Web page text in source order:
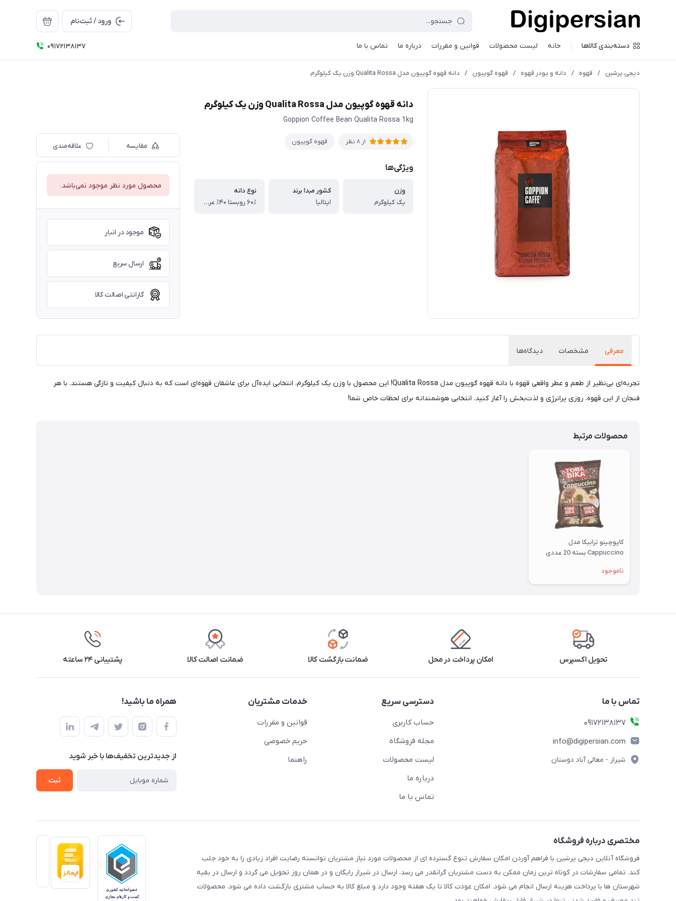
ورود / ثبت‌نام
دسته‌بندی کالاها خانه لیست محصولات قوانین و مقررات درباره ما تماس با ما 09172138137
دیجی پرشین / قهوه / دانه و پودر قهوه / قهوه گوپیون / دانه قهوه گوپیون مدل Qualita Rossa وزن یک کیلوگرم
دانه قهوه گوپیون مدل Qualita Rossa وزن یک کیلوگرم
Goppion Coffee Bean Qualita Rossa 1kg
از 8 نظر قهوه گوپیون
ویژگی‌ها
وزن
یک کیلوگرم
کشور مبدا برند
ایتالیا
نوع دانه
۶۰٪ روبستا ۴۰٪ عربیکا
مقایسه علاقه‌مندی
محصول مورد نظر موجود نمی‌باشد.
موجود در انبار
ارسال سریع
گارانتی اصالت کالا
معرفی مشخصات دیدگاه‌ها
تجربه‌ای بی‌نظیر از طعم و عطر واقعی قهوه با دانه قهوه گوپیون مدل Qualita Rossa! این محصول با وزن یک کیلوگرم، انتخابی ایده‌آل برای عاشقان قهوه‌ای است که به دنبال کیفیت و تازگی هستند. با هر
فنجان از این قهوه، روزی پرانرژی و لذت‌بخش را آغاز کنید. انتخابی هوشمندانه برای لحظات خاص شما!
محصولات مرتبط
کاپوچینو ترابیکا مدل
Cappuccino بسته 20 عددی
ناموجود
تحویل اکسپرس امکان پرداخت در محل ضمانت بازگشت کالا ضمانت اصالت کالا پشتیبانی ۲۴ ساعته
تماس با ما
09172138137
info@digipersian.com
شیراز - معالی آباد دوستان
دسترسی سریع
حساب کاربری
مجله فروشگاه
لیست محصولات
درباره ما
تماس با ما
خدمات مشتریان
قوانین و مقررات
حریم خصوصی
راهنما
همراه ما باشید!
از جدید‌ترین تخفیف‌ها با‌ خبر شوید
ثبت
مختصری درباره فروشگاه
فروشگاه آنلاین دیجی پرشین با فراهم آوردن امکان سفارش تنوع گسترده ای از محصولات مورد نیاز مشتریان توانسته رضایت افراد زیادی را به خود جلب
کند. تمامی سفارشات در کوتاه ترین زمان ممکن به دست مشتریان گرانقدر می رسد. ارسال در شیراز رایگان و در همان روز تحویل می گردد و ارسال در بقیه
شهرستان ها با پرداخت هزینه ارسال انجام می شود. امکان عودت کالا تا یک هفته وجود دارد و مبلغ کالا به حساب مشتری بازگشت داده می شود. محصولات